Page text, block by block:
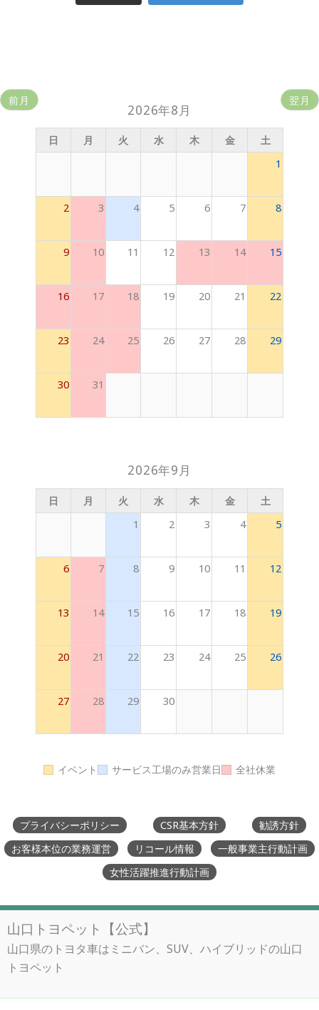
前月 翌月
2026年8月
日 月 火 水 木 金 土
1
2 3 4 5 6 7 8
9 10 11 12 13 14 15
16 17 18 19 20 21 22
23 24 25 26 27 28 29
30 31
2026年9月
日 月 火 水 木 金 土
1 2 3 4 5
6 7 8 9 10 11 12
13 14 15 16 17 18 19
20 21 22 23 24 25 26
27 28 29 30
イベント サービス工場のみ営業日 全社休業
プライバシーポリシー CSR基本方針
勧誘方針
お客様本位の業務運営
リコール情報
一般事業主行動計画
女性活躍推進行動計画
山口トヨペット【公式】
山口県のトヨタ車はミニバン、SUV、ハイブリッドの山口
トヨペット